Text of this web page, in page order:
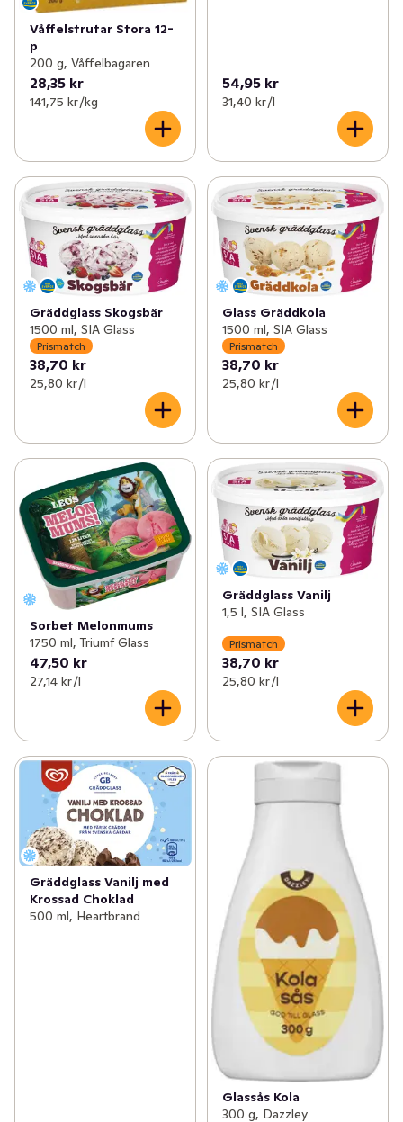
Våffelstrutar Stora 12-
p
200 g, Våffelbagaren
28,35 kr
141,75 kr /kg
54,95 kr
31,40 kr /l
Gräddglass Skogsbär
1500 ml, SIA Glass
Prismatch
38,70 kr
25,80 kr /l
Glass Gräddkola
1500 ml, SIA Glass
Prismatch
38,70 kr
25,80 kr /l
Sorbet Melonmums
1750 ml, Triumf Glass
47,50 kr
27,14 kr /l
Gräddglass Vanilj
1,5 l, SIA Glass
Prismatch
38,70 kr
25,80 kr /l
Gräddglass Vanilj med
Krossad Choklad
500 ml, Heartbrand
Glassås Kola
300 g, Dazzley